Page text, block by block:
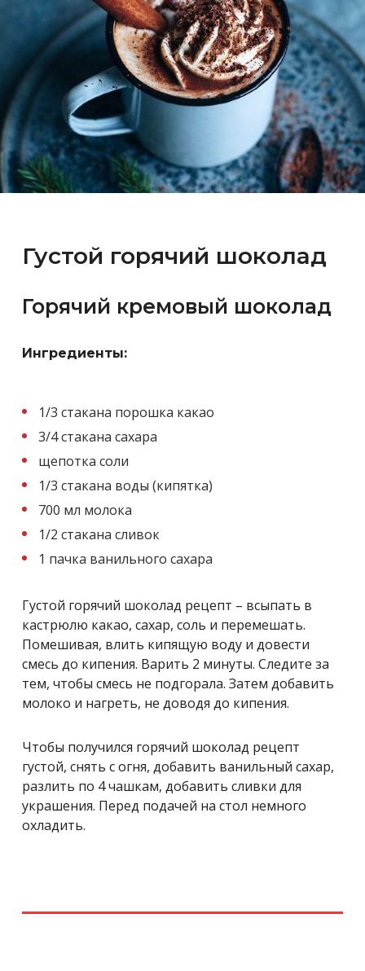
Густой горячий шоколад
Горячий кремовый шоколад
Ингредиенты:
1/3 стакана порошка какао
3/4 стакана сахара
щепотка соли
1/3 стакана воды (кипятка)
700 мл молока
1/2 стакана сливок
1 пачка ванильного сахара
Густой горячий шоколад рецепт – всыпать в
кастрюлю какао, сахар, соль и перемешать.
Помешивая, влить кипящую воду и довести
смесь до кипения. Варить 2 минуты. Следите за
тем, чтобы смесь не подгорала. Затем добавить
молоко и нагреть, не доводя до кипения.
Чтобы получился горячий шоколад рецепт
густой, снять с огня, добавить ванильный сахар,
разлить по 4 чашкам, добавить сливки для
украшения. Перед подачей на стол немного
охладить.